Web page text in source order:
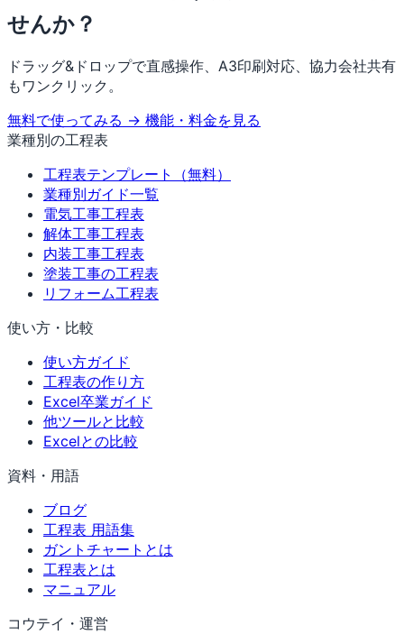
せんか？
ドラッグ&ドロップで直感操作、A3印刷対応、協力会社共有
もワンクリック。
無料で使ってみる → 機能・料金を見る
業種別の工程表
工程表テンプレート（無料）
業種別ガイド一覧
電気工事工程表
解体工事工程表
内装工事工程表
塗装工事の工程表
リフォーム工程表
使い方・比較
使い方ガイド
工程表の作り方
Excel卒業ガイド
他ツールと比較
Excelとの比較
資料・用語
ブログ
工程表 用語集
ガントチャートとは
工程表とは
マニュアル
コウテイ・運営